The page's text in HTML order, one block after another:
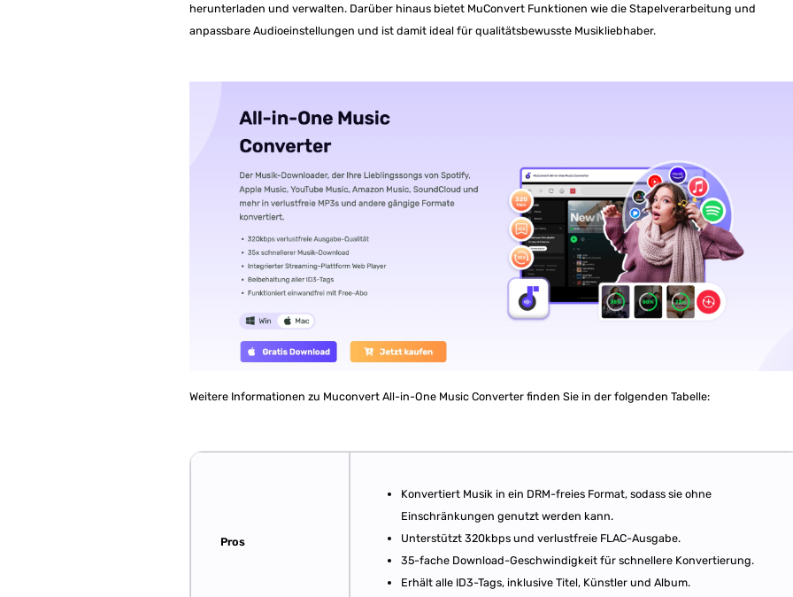
herunterladen und verwalten. Darüber hinaus bietet MuConvert Funktionen wie die Stapelverarbeitung und
anpassbare Audioeinstellungen und ist damit ideal für qualitätsbewusste Musikliebhaber.
Weitere Informationen zu Muconvert All-in-One Music Converter finden Sie in der folgenden Tabelle:
Pros
Konvertiert Musik in ein DRM-freies Format, sodass sie ohne
Einschränkungen genutzt werden kann.
Unterstützt 320kbps und verlustfreie FLAC-Ausgabe.
35-fache Download-Geschwindigkeit für schnellere Konvertierung.
Erhält alle ID3-Tags, inklusive Titel, Künstler und Album.